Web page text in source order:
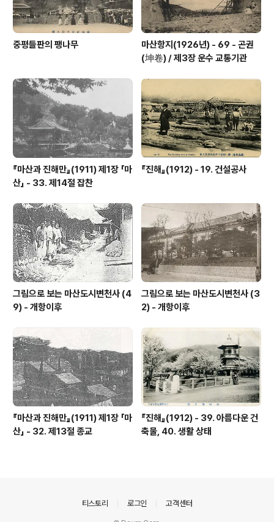
중평들판의 팽나무
마산항지(1926년) - 69 - 곤권
(坤卷) / 제3장 운수 교통기관
『마산과 진해만』(1911) 제1장 「마
산」 - 33. 제14절 잡찬
『진해』(1912) - 19. 건설공사
그림으로 보는 마산도시변천사 (4
9) - 개항이후
그림으로 보는 마산도시변천사 (3
2) - 개항이후
『마산과 진해만』(1911) 제1장 「마
산」 - 32. 제13절 종교
『진해』(1912) - 39. 아름다운 건
축물, 40. 생활 상태
티스토리 로그인 고객센터